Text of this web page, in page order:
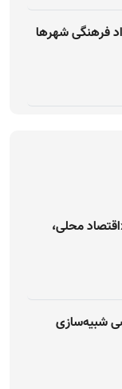
فرهنگی شهرها
محلی،
شبیه‌سازی